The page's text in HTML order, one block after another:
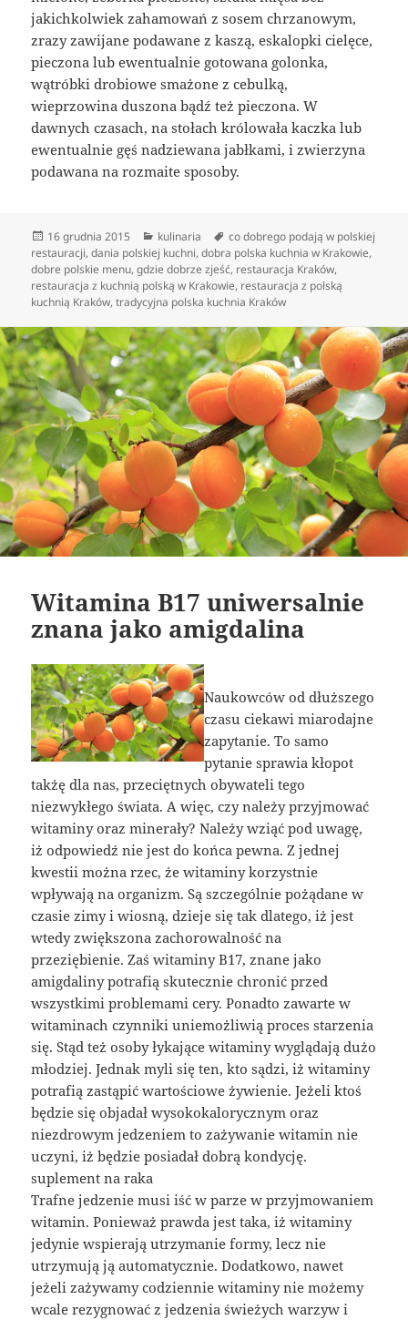
jakichkolwiek zahamowań z sosem chrzanowym,
zrazy zawijane podawane z kaszą, eskalopki cielęce,
pieczona lub ewentualnie gotowana golonka,
wątróbki drobiowe smażone z cebulką,
wieprzowina duszona bądź też pieczona. W
dawnych czasach, na stołach królowała kaczka lub
ewentualnie gęś nadziewana jabłkami, i zwierzyna
podawana na rozmaite sposoby.
Data
publikacji
16 grudnia 2015 Kategorie
kulinaria Tagi
co dobrego podają w polskiej
restauracji,dania polskiej kuchni,dobra polska kuchnia w Krakowie,
dobre polskie menu,gdzie dobrze zjeść, restauracja Kraków,
restauracja z kuchnią polską w Krakowie, restauracja z polską
kuchnią Kraków,tradycyjna polska kuchnia Kraków
Witamina B17 uniwersalnie
znana jako amigdalina
Naukowców od dłuższego
czasu ciekawi miarodajne
zapytanie. To samo
pytanie sprawia kłopot
takżę dla nas, przeciętnych obywateli tego
niezwykłego świata. A więc, czy należy przyjmować
witaminy oraz minerały? Należy wziąć pod uwagę,
iż odpowiedź nie jest do końca pewna. Z jednej
kwestii można rzec, że witaminy korzystnie
wpływają na organizm. Są szczególnie pożądane w
czasie zimy i wiosną, dzieje się tak dlatego, iż jest
wtedy zwiększona zachorowalność na
przeziębienie. Zaś witaminy B17, znane jako
amigdaliny potrafią skutecznie chronić przed
wszystkimi problemami cery. Ponadto zawarte w
witaminach czynniki uniemożliwią proces starzenia
się. Stąd też osoby łykające witaminy wyglądają dużo
młodziej. Jednak myli się ten, kto sądzi, iż witaminy
potrafią zastąpić wartościowe żywienie. Jeżeli ktoś
będzie się objadał wysokokalorycznym oraz
niezdrowym jedzeniem to zażywanie witamin nie
uczyni, iż będzie posiadał dobrą kondycję.
suplement na raka
Trafne jedzenie musi iść w parze w przyjmowaniem
witamin. Ponieważ prawda jest taka, iż witaminy
jedynie wspierają utrzymanie formy, lecz nie
utrzymują ją automatycznie. Dodatkowo, nawet
jeżeli zażywamy codziennie witaminy nie możemy
wcale rezygnować z jedzenia świeżych warzyw i